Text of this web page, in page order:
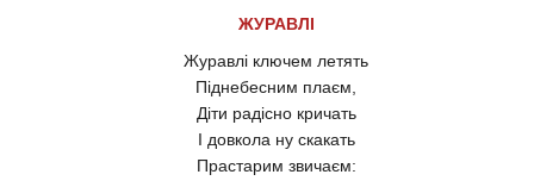
ЖУРАВЛІ
Журавлі ключем летять
Піднебесним плаєм,
Діти радісно кричать
І довкола ну скакать
Прастарим звичаєм: